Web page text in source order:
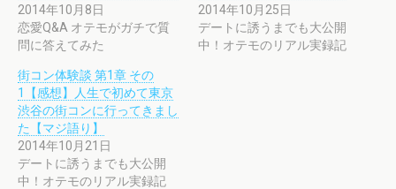
2014年10月8日
恋愛Q&A オテモがガチで質
問に答えてみた
2014年10月25日
デートに誘うまでも大公開
中！オテモのリアル実録記
街コン体験談 第1章 その
1【感想】人生で初めて東京
渋谷の街コンに行ってきまし
た【マジ語り】
2014年10月21日
デートに誘うまでも大公開
中！オテモのリアル実録記